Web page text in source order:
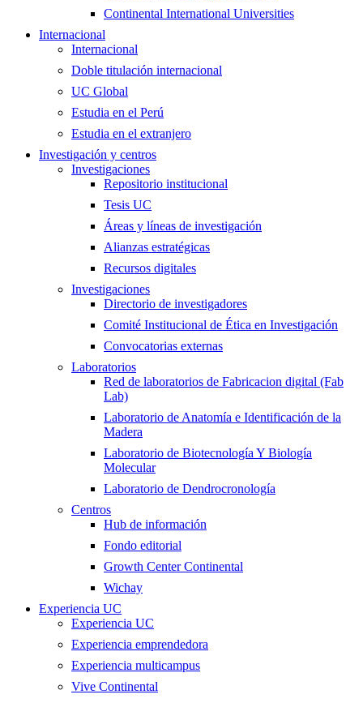
Continental International Universities
Internacional
Internacional
Doble titulación internacional
UC Global
Estudia en el Perú
Estudia en el extranjero
Investigación y centros
Investigaciones
Repositorio institucional
Tesis UC
Áreas y líneas de investigación
Alianzas estratégicas
Recursos digitales
Investigaciones
Directorio de investigadores
Comité Institucional de Ética en Investigación
Convocatorias externas
Laboratorios
Red de laboratorios de Fabricacion digital (Fab
Lab)
Laboratorio de Anatomía e Identificación de la
Madera
Laboratorio de Biotecnología Y Biología
Molecular
Laboratorio de Dendrocronología
Centros
Hub de información
Fondo editorial
Growth Center Continental
Wichay
Experiencia UC
Experiencia UC
Experiencia emprendedora
Experiencia multicampus
Vive Continental